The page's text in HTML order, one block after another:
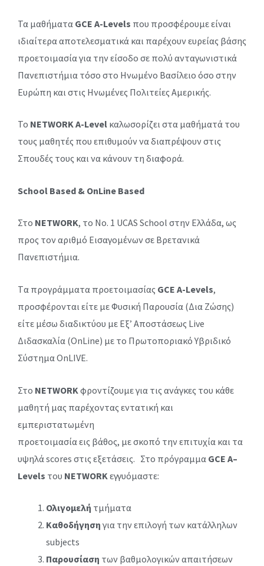
Τα μαθήματα GCE A-Levels που προσφέρουμε είναι
ιδιαίτερα αποτελεσματικά και παρέχουν ευρείας βάσης
προετοιμασία για την είσοδο σε πολύ ανταγωνιστικά
Πανεπιστήμια τόσο στο Ηνωμένο Βασίλειο όσο στην
Ευρώπη και στις Ηνωμένες Πολιτείες Αμερικής.
Το NETWORK A-Level καλωσορίζει στα μαθήματά του
τους μαθητές που επιθυμούν να διαπρέψουν στις
Σπουδές τους και να κάνουν τη διαφορά.
School Based & OnLine Based
Στo NETWORK, το Νο. 1 UCAS School στην Ελλάδα, ως
προς τον αριθμό Εισαγομένων σε Βρετανικά
Πανεπιστήμια.
Tα προγράμματα προετοιμασίας GCE Α-Levels,
προσφέρονται είτε με Φυσική Παρουσία (Δια Ζώσης)
είτε μέσω διαδικτύου με Εξ’ Αποστάσεως Live
Διδασκαλία (OnLine) με το Πρωτοποριακό Υβριδικό
Σύστημα OnLIVE.
Στο NETWORK φροντίζουμε για τις ανάγκες του κάθε
μαθητή μας παρέχοντας εντατική και
εμπεριστατωμένη
προετοιμασία εις βάθος, με σκοπό την επιτυχία και τα
υψηλά scores στις εξετάσεις. Στο πρόγραμμα GCE A–
Levels του NETWORK εγγυόμαστε:
Ολιγομελή τμήματα
Καθοδήγηση για την επιλογή των κατάλληλων
subjects
Παρουσίαση των βαθμολογικών απαιτήσεων